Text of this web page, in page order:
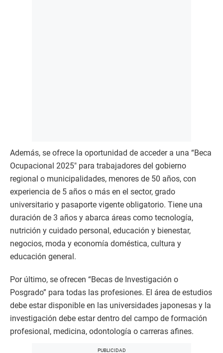
Además, se ofrece la oportunidad de acceder a una “Beca
Ocupacional 2025″ para trabajadores del gobierno
regional o municipalidades, menores de 50 años, con
experiencia de 5 años o más en el sector, grado
universitario y pasaporte vigente obligatorio. Tiene una
duración de 3 años y abarca áreas como tecnología,
nutrición y cuidado personal, educación y bienestar,
negocios, moda y economía doméstica, cultura y
educación general.
Por último, se ofrecen “Becas de Investigación o
Posgrado” para todas las profesiones. El área de estudios
debe estar disponible en las universidades japonesas y la
investigación debe estar dentro del campo de formación
profesional, medicina, odontología o carreras afines.